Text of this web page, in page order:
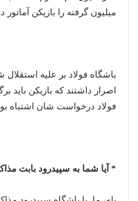
میلیون گرفته را بازیکن آماتور
باشگاه فولاد بر علیه
اصرار داشتند که بازیکن باید
فولاد درخواست شان اشتباه
* آیا شما به سپیدرود بابت